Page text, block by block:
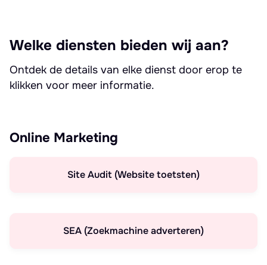
Welke diensten bieden wij aan?
Ontdek de details van elke dienst door erop te
klikken voor meer informatie.
Online Marketing
Site Audit (Website toetsten)
SEA (Zoekmachine adverteren)